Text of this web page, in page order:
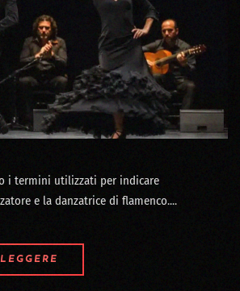
i termini utilizzati per indicare
e la danzatrice di flamenco....